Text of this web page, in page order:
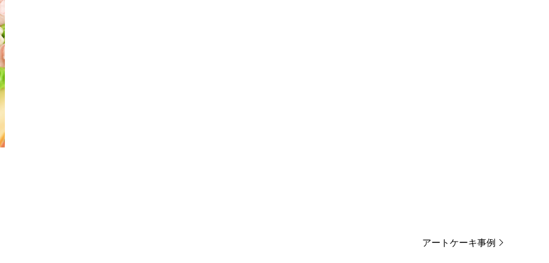
アートケーキ事例